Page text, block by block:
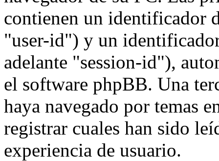
contienen un identificador
"user-id") y un
adelante "session-id"),
el software phpBB. Una
haya navegado por temas
registrar cuales han sido
experiencia de usuario.